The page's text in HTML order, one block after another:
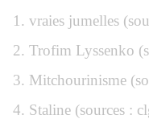
1. vraies jumelles
2. Trofim Lyssenko
3. Mitchourinisme
4. Staline (sources :